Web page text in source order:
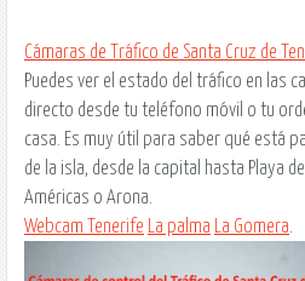
Cámaras de Tráfico de Santa Cruz de
Puedes ver el estado del tráfico en las
directo desde tu teléfono móvil o tu
casa. Es muy útil para saber qué está
de la isla, desde la capital hasta Playa
Américas o Arona.
Webcam Tenerife La palma La Gomera.